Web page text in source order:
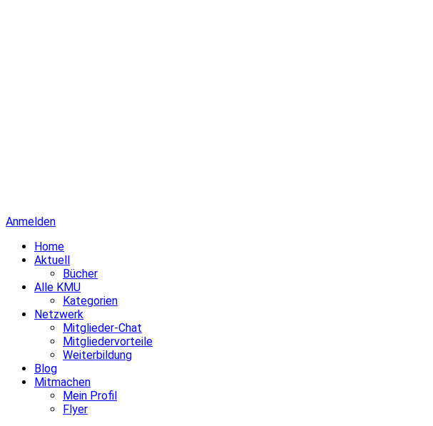
Anmelden
Home
Aktuell
Bücher
Alle KMU
Kategorien
Netzwerk
Mitglieder-Chat
Mitgliedervorteile
Weiterbildung
Blog
Mitmachen
Mein Profil
Flyer